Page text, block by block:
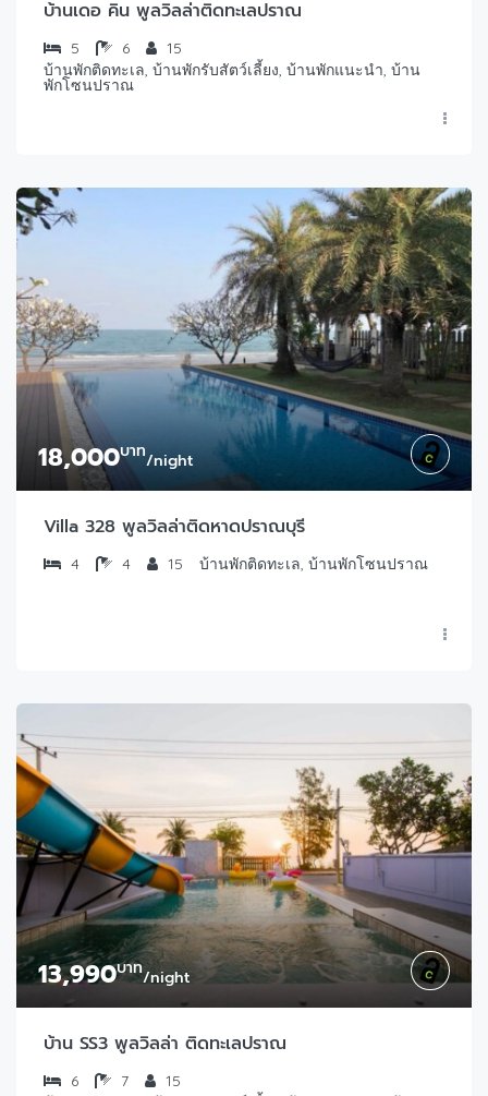
บ้านเดอ คิน พูลวิลล่าติดทะเลปราณ
5 6
15
บ้านพักติดทะเล, บ้านพักรับสัตว์เลี้ยง, บ้านพักแนะนำ, บ้าน
พักโซนปราณ
18,000บาท/night
Villa 328 พูลวิลล่าติดหาดปราณบุรี
4 4 15 บ้านพักติดทะเล, บ้านพักโซนปราณ
13,990บาท/night
บ้าน SS3 พูลวิลล่า ติดทะเลปราณ
6 7
15